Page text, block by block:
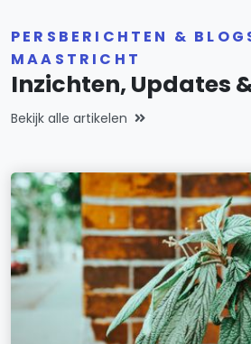
PERSBERICHTEN &
MAASTRICHT
Inzichten, Updates
Bekijk alle artikelen